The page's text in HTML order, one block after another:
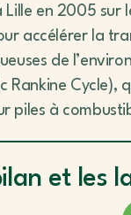
Lille en 2005 sur
accélérer la
de
Rankine
piles à
et les